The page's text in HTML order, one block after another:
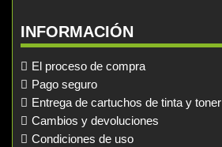
INFORMACIÓN
El proceso de compra
Pago seguro
Entrega de cartuchos de tinta y toner
Cambios y devoluciones
Condiciones de uso